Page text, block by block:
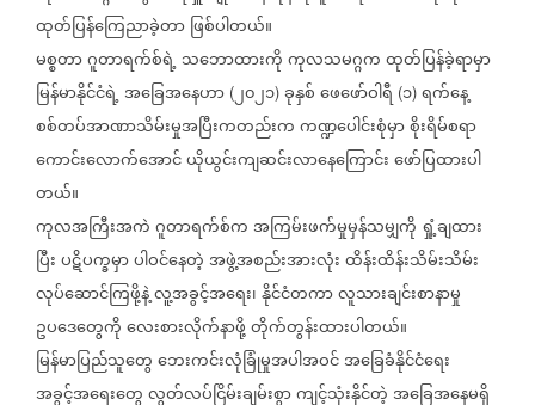
ထုတ်ပြန်ကြေညာခဲ့တာဖြစ်ပါတယ်။
မစ္စတာဂူတာရက်စ်ရဲ့သဘောထားကိုကုလသမဂ္ဂကထုတ်ပြန်ခဲ့ရာမှာ
မြန်မာနိုင်ငံရဲ့အခြေအနေဟာ (၂၀၂၁) ခုနှစ်ဖေဖော်ဝါရီ (၁) ရက်နေ့
စစ်တပ်အာဏာသိမ်းမှုအပြီးကတည်းကကဏ္ဍပေါင်းစုံမှာစိုးရိမ်စရာ
ကောင်းလောက်အောင်ယိုယွင်းကျဆင်းလာနေကြောင်းဖော်ပြထားပါ
တယ်။
ကုလအကြီးအကဲဂူတာရက်စ်ကအကြမ်းဖက်မှုမှန်သမျှကို ရှုံ့ချထား
ပြီးပဋိပက္ခမှာပါဝင်နေတဲ့အဖွဲ့အစည်းအားလုံးထိန်းထိန်းသိမ်းသိမ်း
လုပ်ဆောင်ကြဖို့နဲ့လူ့အခွင့်အရေး၊နိုင်ငံတကာလူသားချင်းစာနာမှု
ဥပဒေတွေကိုလေးစားလိုက်နာဖို့တိုက်တွန်းထားပါတယ်။
မြန်မာပြည်သူတွေဘေးကင်းလုံခြုံမှုအပါအဝင်အခြေခံနိုင်ငံရေး
အခွင့်အရေးတွေလွတ်လပ်ငြိမ်းချမ်းစွာကျင့်သုံးနိုင်တဲ့အခြေအနေမရှိ